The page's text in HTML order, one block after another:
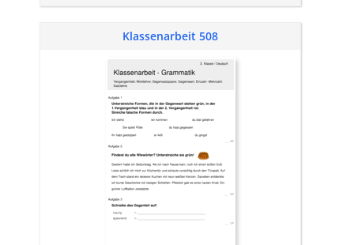
Klassenarbeit 508